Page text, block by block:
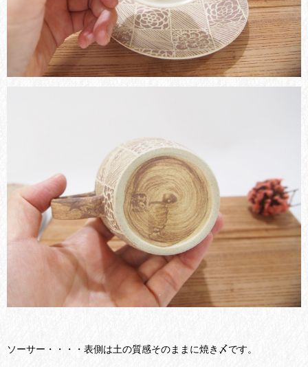
ソーサー・・・・表側は土の質感そのままに焼き〆です。